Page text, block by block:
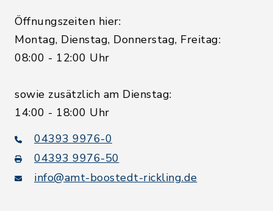
Öffnungszeiten hier:
Montag, Dienstag, Donnerstag, Freitag:
08:00 - 12:00 Uhr
sowie zusätzlich am Dienstag:
14:00 - 18:00 Uhr
04393 9976-0
04393 9976-50
info@amt-boostedt-rickling.de